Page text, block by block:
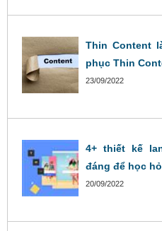
Thin Content
phục Thin
23/09/2022
4+ thiết kế
đáng để học
20/09/2022